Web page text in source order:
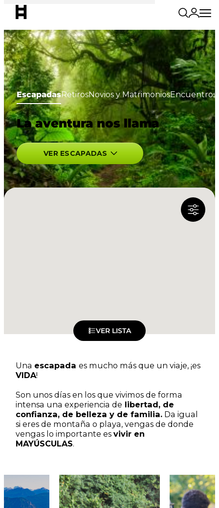
EscapadasRetirosNovios y MatrimoniosEncuentros
La aventura nos llama
VER ESCAPADAS
VER LISTA
Una escapada es mucho más que un viaje, ¡es
VIDA!
Son unos días en los que vivimos de forma
intensa una experiencia de libertad, de
confianza, de belleza y de familia. Da igual
si eres de montaña o playa, vengas de donde
vengas lo importante es vivir en
MAYÚSCULAS.